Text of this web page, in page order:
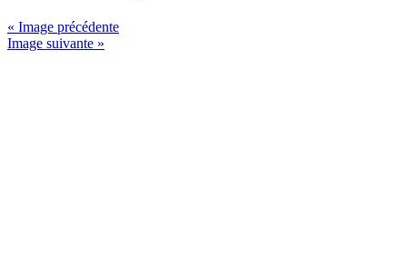
« Image précédente
Image suivante »